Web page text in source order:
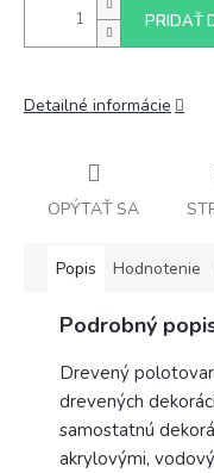
PRIDAŤ
Detailné informácie
OPÝTAŤ SA
Popis Hodnotenie
Podrobný
Drevený
drevených
samostatnú
akrylovými,